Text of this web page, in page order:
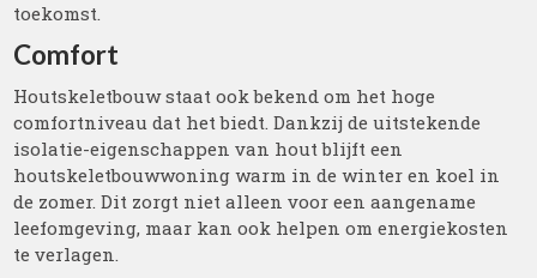
toekomst.
Comfort
Houtskeletbouw staat ook bekend om het hoge
comfortniveau dat het biedt. Dankzij de uitstekende
isolatie-eigenschappen van hout blijft een
houtskeletbouwwoning warm in de winter en koel in
de zomer. Dit zorgt niet alleen voor een aangename
leefomgeving, maar kan ook helpen om energiekosten
te verlagen.